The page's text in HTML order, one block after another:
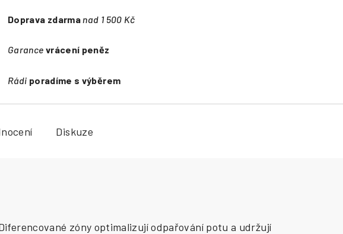
Doprava zdarma nad 1 500 Kč
Garance vrácení peněz
Rádi poradíme s výběrem
Diskuze
zóny optimalizují odpařování potu a udržují